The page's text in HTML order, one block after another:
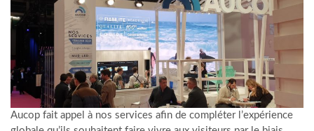
Aucop fait appel à nos services afin de compléter l’expérience